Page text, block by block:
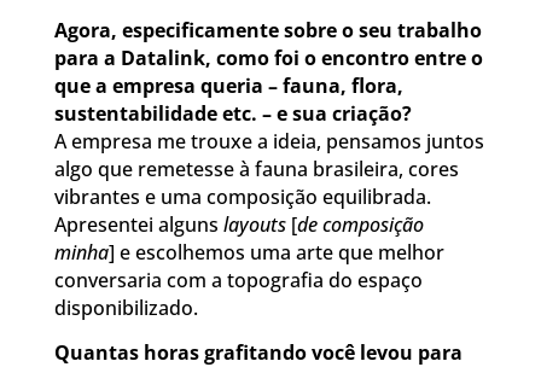
Agora, especificamente sobre o seu trabalho
para a Datalink, como foi o encontro entre o
que a empresa queria – fauna, flora,
sustentabilidade etc. – e sua criação?
A empresa me trouxe a ideia, pensamos juntos
algo que remetesse à fauna brasileira, cores
vibrantes e uma composição equilibrada.
Apresentei alguns layouts[de composição
minha] e escolhemos uma arte que melhor
conversaria com a topografia do espaço
disponibilizado.
Quantas horas grafitando você levou para